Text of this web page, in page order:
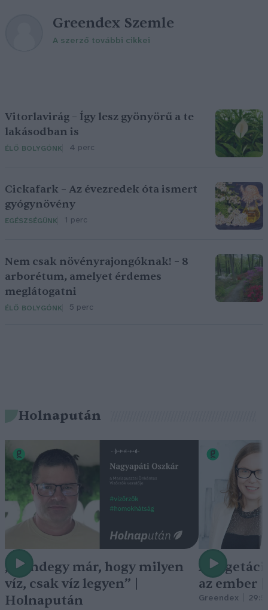
Greendex Szemle
A szerző további cikkei
Vitorlavirág – Így lesz gyönyörű a te
lakásodban is
ÉLŐ BOLYGÓNK 4 perc
Cickafark – Az évezredek óta ismert
gyógynövény
EGÉSZSÉGÜNK 1 perc
Nem csak növényrajongóknak! – 8
arborétum, amelyet érdemes
meglátogatni
ÉLŐ BOLYGÓNK 5 perc
Holnapután
„Mindegy már, hogy milyen
víz, csak víz legyen” |
Holnapután
A
az ember
Greendex